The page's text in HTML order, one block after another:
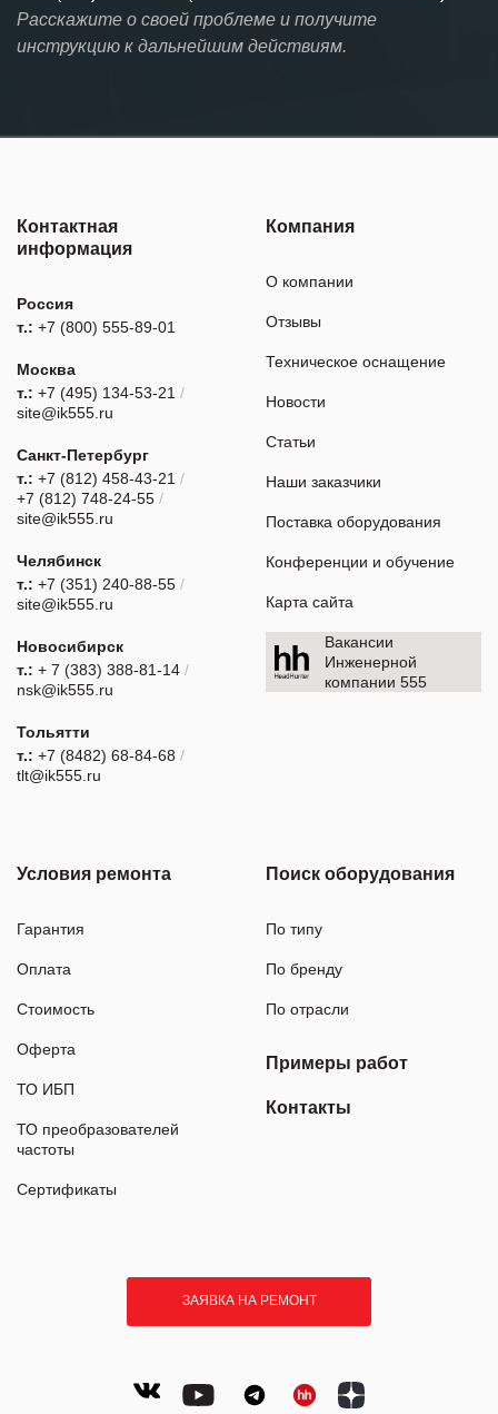
Расскажите о своей проблеме и получите
инструкцию к дальнейшим действиям.
Контактная
информация
Россия
т.: +7 (800) 555-89-01
Москва
т.: +7 (495) 134-53-21 /
site@ik555.ru
Санкт-Петербург
т.: +7 (812) 458-43-21 /
+7 (812) 748-24-55 /
site@ik555.ru
Челябинск
т.: +7 (351) 240-88-55 /
site@ik555.ru
Новосибирск
т.: + 7 (383) 388-81-14 /
nsk@ik555.ru
Тольятти
т.: +7 (8482) 68-84-68 /
tlt@ik555.ru
Компания
О компании
Отзывы
Техническое оснащение
Новости
Статьи
Наши заказчики
Поставка оборудования
Конференции и обучение
Карта сайта
Вакансии
Инженерной
компании 555
Условия ремонта
Гарантия
Оплата
Стоимость
Оферта
ТО ИБП
ТО преобразователей
частоты
Сертификаты
Поиск оборудования
По типу
По бренду
По отрасли
Примеры работ
Контакты
ЗАЯВКА НА РЕМОНТ